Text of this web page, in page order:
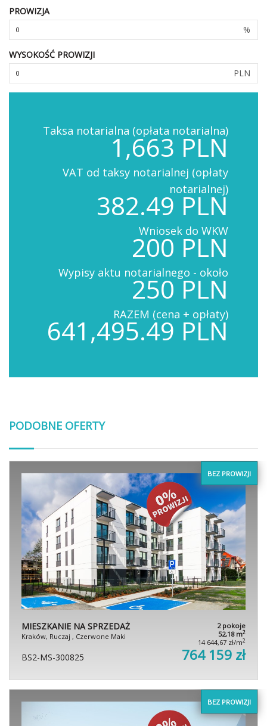
PROWIZJA
%
WYSOKOŚĆ PROWIZJI
PLN
Taksa notarialna (opłata notarialna)
1,663 PLN
VAT od taksy notarialnej (opłaty
notarialnej)
382.49 PLN
Wniosek do WKW
200 PLN
Wypisy aktu notarialnego - około
250 PLN
RAZEM (cena + opłaty)
641,495.49 PLN
PODOBNE OFERTY
BEZ PROWIZJI
MIESZKANIE NA SPRZEDAŻ
Kraków, Ruczaj , Czerwone Maki
2 pokoje
52,18 m2
14 644,67 zł/m2
BS2-MS-300825 764 159 zł
BEZ PROWIZJI